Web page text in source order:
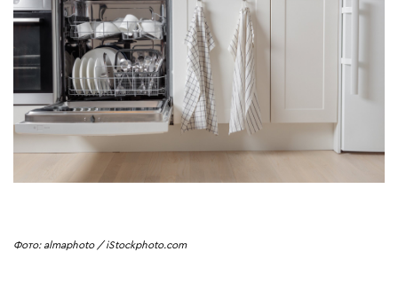
Фото: almaphoto / iStockphoto.com